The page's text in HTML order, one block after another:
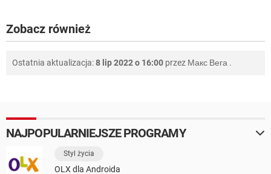
Zobacz również
Ostatnia aktualizacja:8 lip 2022 o 16:00 przez Макс Вега .
NAJPOPULARNIEJSZE PROGRAMY
Styl życia
OLX dla Androida